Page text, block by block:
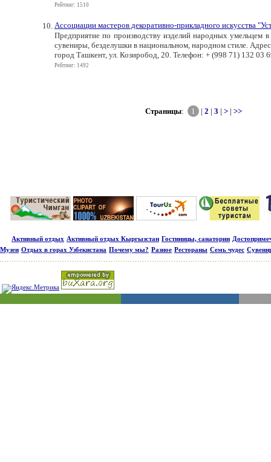
Рейтинг: 1510
Ассоциации мастеров декоративно-прикладного искусства
Предприятие по производству изделий народных умельцем
сувениры, безделушки в национальном, народном стиле.
город Ташкент, ул. Козиробод, 20. Телефон: + (998 71) 132 03
Рейтинг: 1492
Страницы: 1 | 2 | 3 | > | >>
Активный отдых Активный отдых Кыргызстан Гостиницы, санатории
Музеи Отдых в горах Узбекистана Почему мы? Разное Рестораны Семь чудес